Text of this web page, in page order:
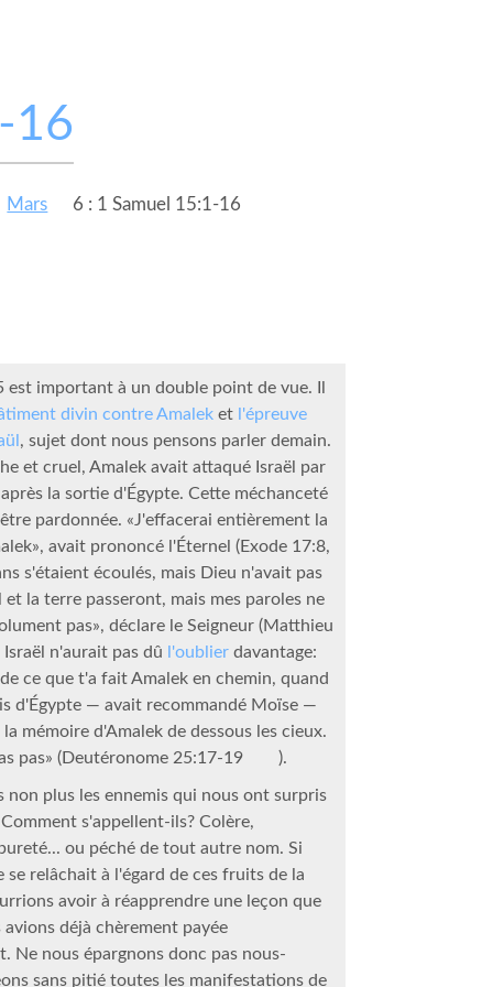
16
Mars 6 : 1 Samuel 15:1-16
est important à un double point de vue. Il
divin contre Amalek et l'épreuve
, sujet dont nous pensons parler demain.
et cruel, Amalek avait attaqué Israël par
la sortie d'Égypte. Cette méchanceté
pardonnée. «J'effacerai entièrement la
avait prononcé l'Éternel (Exode 17:8,
s'étaient écoulés, mais Dieu n'avait pas
et la terre passeront, mais mes paroles ne
pas», déclare le Seigneur (Matthieu
Israël n'aurait pas dû
l'oublier davantage:
ce que t'a fait Amalek en chemin, quand
d'Égypte — avait recommandé Moïse —
mémoire d'Amalek de dessous les cieux.
pas» (Deutéronome 25:17-19
).
non plus les ennemis qui nous ont surpris
s'appellent-ils? Colère,
ou péché de tout autre nom. Si
se relâchait à l'égard de ces fruits de la
avoir à réapprendre une leçon que
déjà chèrement payée
Ne nous épargnons donc pas nous-
sans pitié toutes les manifestations de